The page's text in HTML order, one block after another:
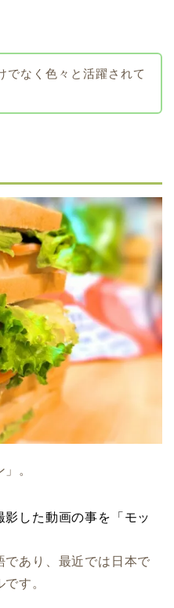
でなく色々と活躍されて
。
した動画の事を「モッ
であり、最近では日本で
す。